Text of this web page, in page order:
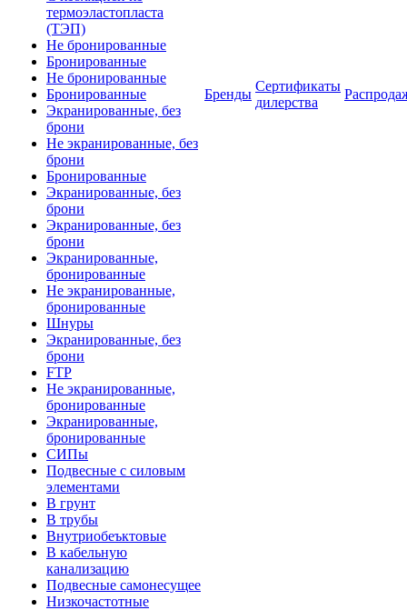
термоэластопласта
(ТЭП)
Не бронированные
Бронированные
Не бронированные
Бронированные
Экранированные, без
брони
Не экранированные, без
брони
Бронированные
Экранированные, без
брони
Экранированные, без
брони
Экранированные,
бронированные
Не экранированные,
бронированные
Шнуры
Экранированные, без
брони
FTP
Не экранированные,
бронированные
Экранированные,
бронированные
СИПы
Подвесные с силовым
элементами
В грунт
В трубы
Внутриобеъктовые
В кабельную
канализацию
Подвесные самонесущее
Низкочастотные
Бренды
Сертификаты
дилерства